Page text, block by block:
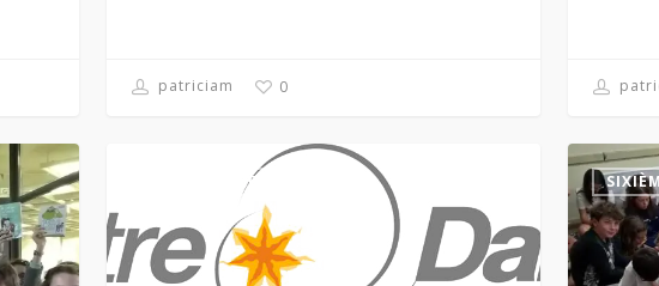
patriciam 0
VIE DU COLLÈGE